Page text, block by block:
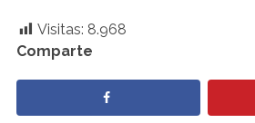
Visitas: 8.968
Comparte